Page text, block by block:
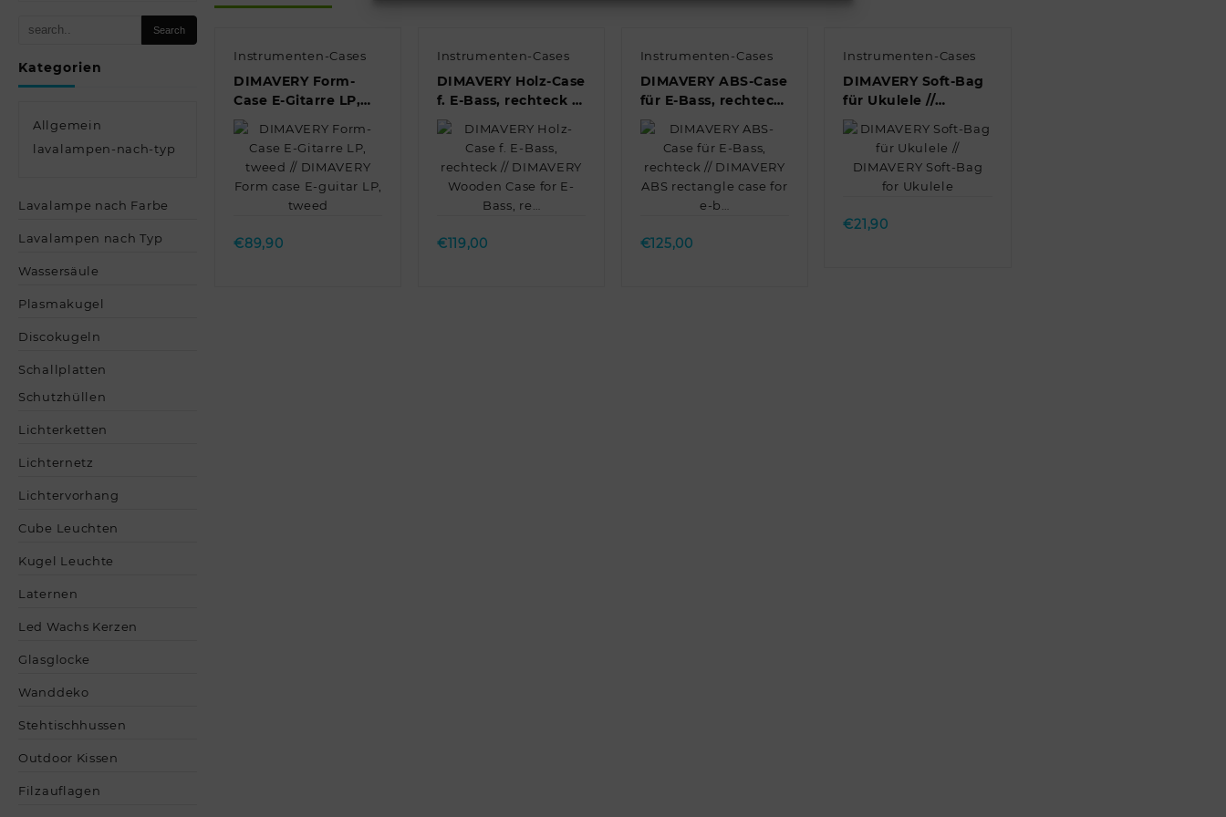
Kategorien
Allgemein
lavalampen-nach-typ
Lavalampe nach Farbe
Lavalampen nach Typ
Wassersäule
Plasmakugel
Discokugeln
Schallplatten
Schutzhüllen
Lichterketten
Lichternetz
Lichtervorhang
Cube Leuchten
Kugel Leuchte
Laternen
Led Wachs Kerzen
Glasglocke
Wanddeko
Stehtischhussen
Outdoor Kissen
Filzauflagen
Instrumenten-Cases
DIMAVERY Form-
Case E-Gitarre LP,
tweed // DIMAVERY
Form case E-guitar
LP, tweed
Quick view
€89,90
Instrumenten-Cases
DIMAVERY Holz-Case
f. E-Bass, rechteck //
DIMAVERY Wooden
Case for E-Bass, re…
Quick view
€119,00
Instrumenten-Cases
DIMAVERY ABS-Case
für E-Bass, rechteck
// DIMAVERY ABS
rectangle case for e-
Quick view
€125,00
Instrumenten-Cases
DIMAVERY Soft-Bag
für Ukulele //
DIMAVERY Soft-Bag
for Ukulele
Quick view
€21,90